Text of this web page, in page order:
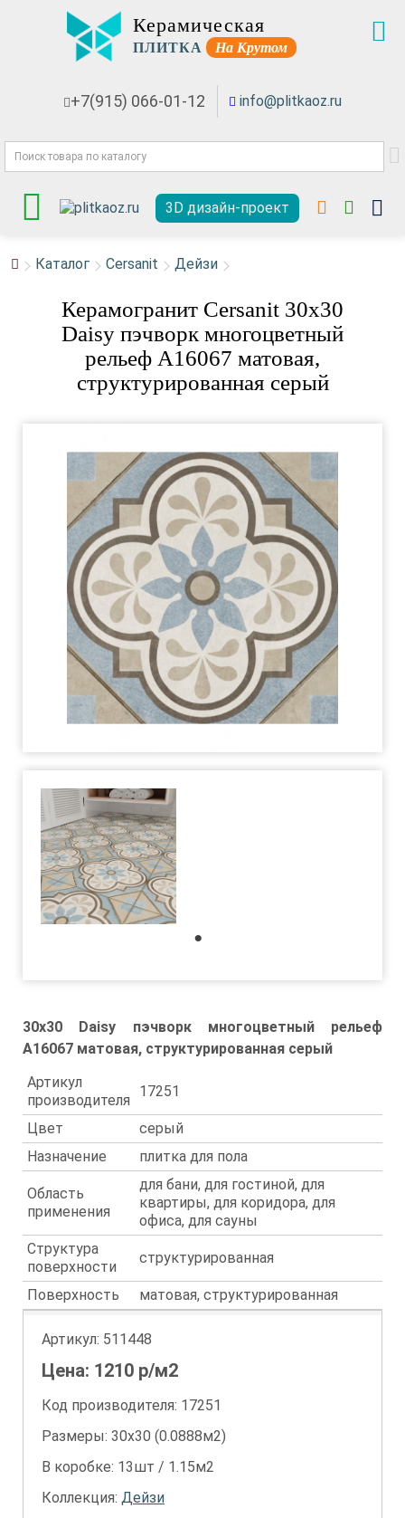
Керамическая
ПЛИТКА На Крутом
+7(915) 066-01-12 info@plitkaoz.ru
3D дизайн-проект
Каталог Cersanit Дейзи
Керамогранит Cersanit 30x30
Daisy пэчворк многоцветный
рельеф A16067 матовая,
структурированная серый
30x30 Daisy пэчворк многоцветный рельеф
A16067 матовая, структурированная серый
Артикул
производителя
17251
Цвет
серый
Назначение
плитка для пола
Область
применения
для бани, для гостиной, для
квартиры, для коридора, для
офиса, для сауны
Структура
поверхности
структурированная
Поверхность матовая, структурированная
Артикул: 511448
Цена: 1210 р/м2
Код производителя: 17251
Размеры: 30х30 (0.0888м2)
В коробке: 13шт / 1.15м2
Коллекция: Дейзи